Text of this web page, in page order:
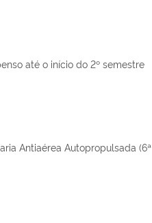
até o início do 2º semestre
Antiaérea Autopropulsada (6ª